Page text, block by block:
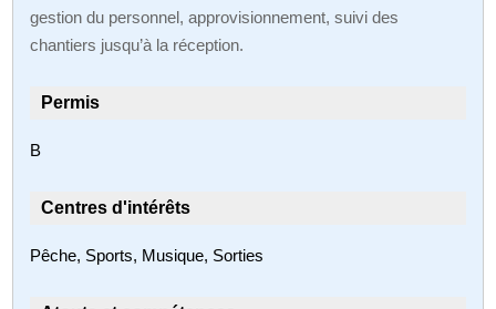
gestion du personnel, approvisionnement, suivi des
chantiers jusqu’à la réception.
Permis
B
Centres d'intérêts
Pêche, Sports, Musique, Sorties